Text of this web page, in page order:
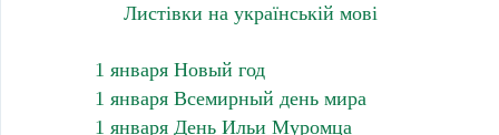
Листівки на українській мові
1 января Новый год
1 января Всемирный день мира
1 января День Ильи Муромца